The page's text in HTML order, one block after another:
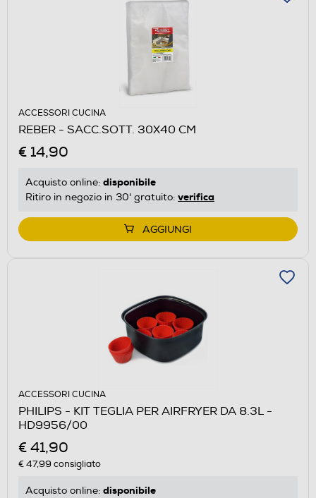
ACCESSORI CUCINA
REBER - SACC.SOTT. 30X40 CM
€ 14,90
Acquisto online: disponibile
Ritiro in negozio in 30' gratuito: verifica
AGGIUNGI
ACCESSORI CUCINA
PHILIPS - KIT TEGLIA PER AIRFRYER DA 8.3L -
HD9956/00
€ 41,90
€ 47,99 consigliato
Acquisto online: disponibile